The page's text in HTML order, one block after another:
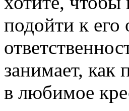
подойти к его
занимает, как
в любимое